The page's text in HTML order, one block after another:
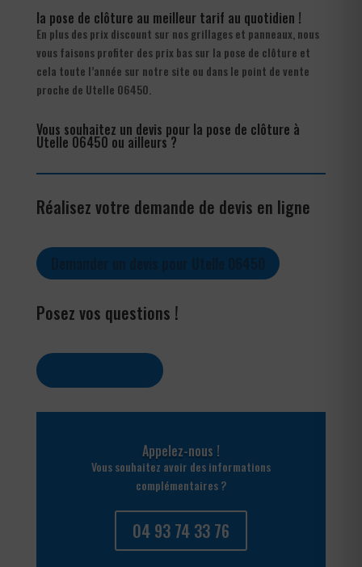
la pose de clôture au meilleur tarif au quotidien !
En plus des prix discount sur nos grillages et panneaux, nous
vous faisons profiter des prix bas sur la pose de clôture et
cela toute l’année sur notre site ou dans le point de vente
proche de Utelle 06450.
Vous souhaitez un devis pour la pose de clôture à
Utelle 06450 ou ailleurs ?
Réalisez votre demande de devis en ligne
Posez vos questions !
Appelez-nous !
Vous souhaitez avoir des informations
complémentaires ?
04 93 74 33 76